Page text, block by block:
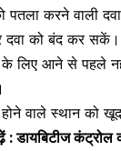
पतला करने वाली
दवा को बंद कर सकें।
के लिए आने से पहले
होने वाले स्थान को
:डायबिटीज